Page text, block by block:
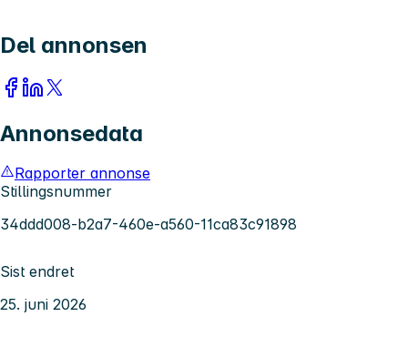
Del annonsen
Annonsedata
Rapporter annonse
Stillingsnummer
34ddd008-b2a7-460e-a560-11ca83c91898
Sist endret
25. juni 2026